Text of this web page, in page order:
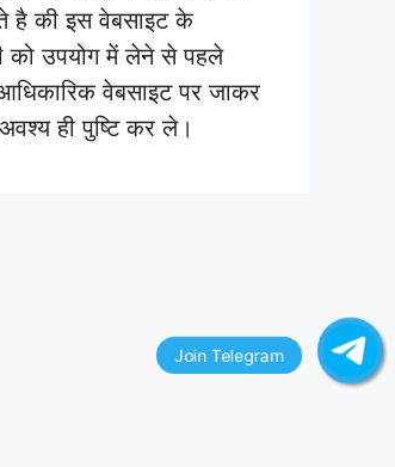
है की इस वेबसाइट के
को उपयोग में लेने से पहले
वेबसाइट पर जाकर
ही पुष्टि कर ले।